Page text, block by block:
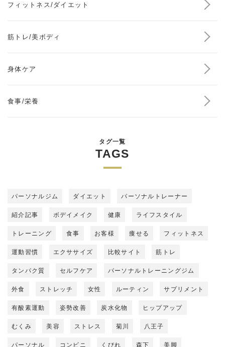
フィットネス/ダイエット
筋トレ/美ボディ
身体ケア
食事/栄養
タグ一覧
TAGS
パーソナルジム ダイエット パーソナルトレーナー
紹介記事 ボデイメイク 健康 ライフスタイル
トレーニング 食事 お客様 痩せる フィットネス
運動習慣 エクササイズ 比較サイト 筋トレ
タンパク質 セルフケア パーソナルトレーニングジム
外食 ストレッチ 女性 ルーティン サプリメント
有酸素運動 姿勢改善 炭水化物 ヒップアップ
むくみ 美容 ストレス 菊川 八王子
パーソナル コンビニ くびれ 森下 美脚